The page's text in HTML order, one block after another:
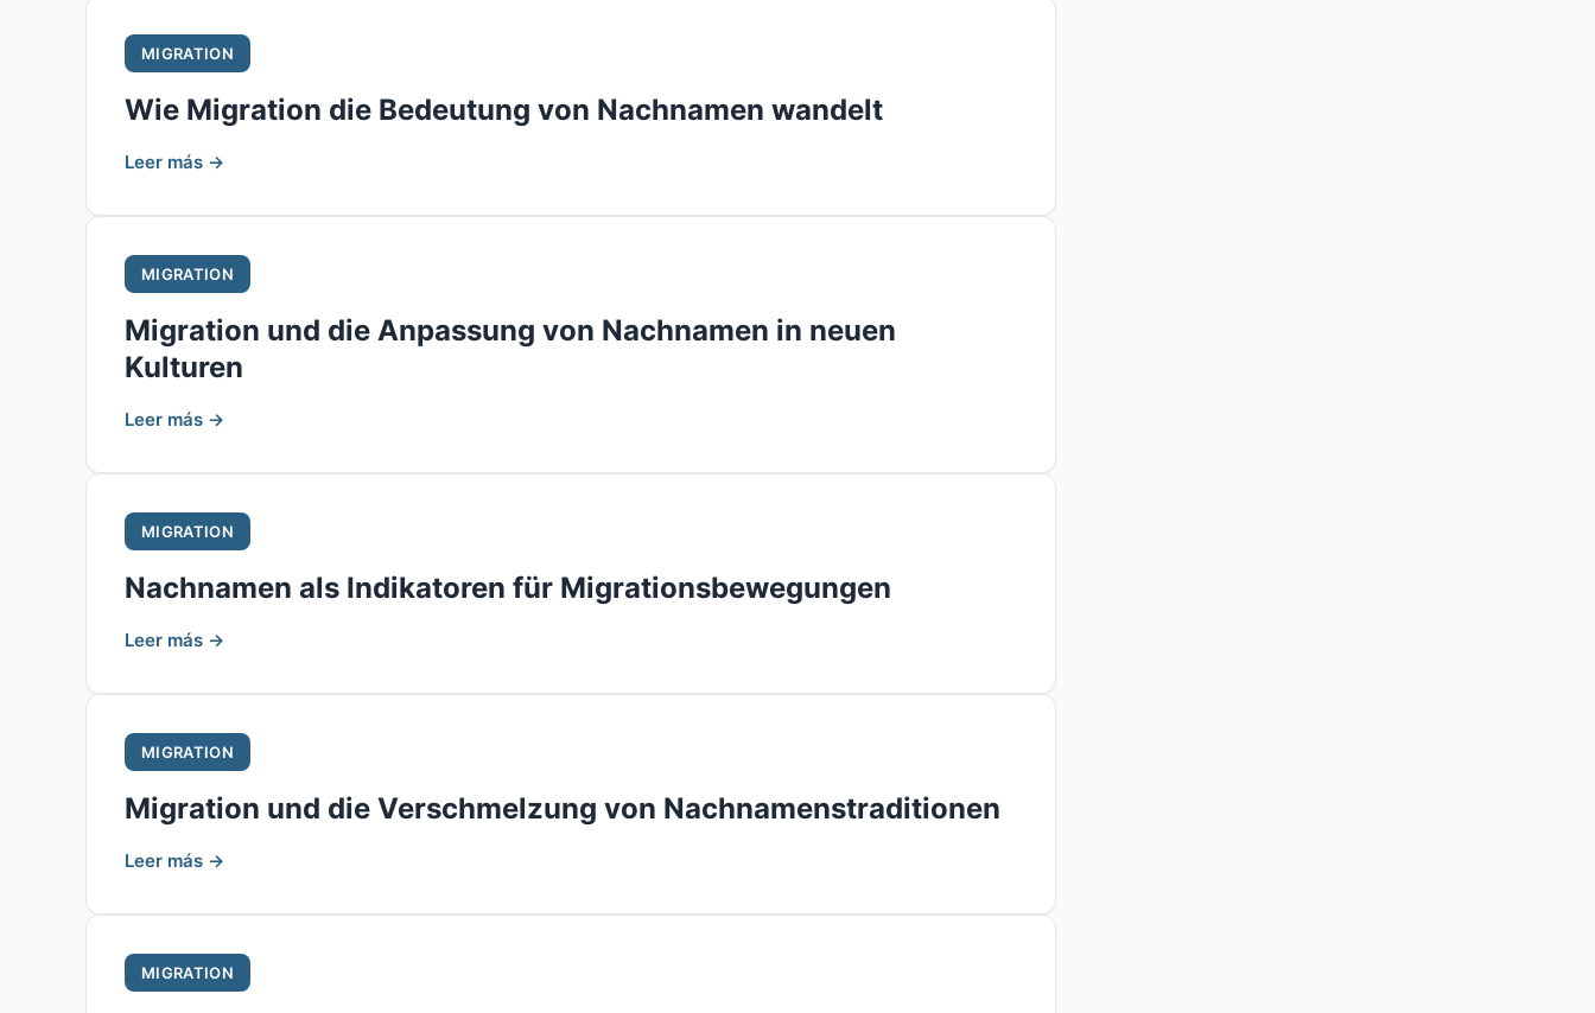
MIGRATION
Wie Migration die Bedeutung von Nachnamen wandelt
Leer más →
MIGRATION
Migration und die Anpassung von Nachnamen in neuen
Kulturen
Leer más →
MIGRATION
Nachnamen als Indikatoren für Migrationsbewegungen
Leer más →
MIGRATION
Migration und die Verschmelzung von Nachnamenstraditionen
Leer más →
MIGRATION